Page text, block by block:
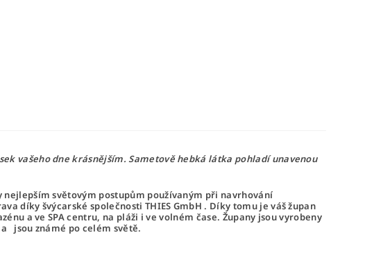
vašeho dne krásnějším. Sametově hebká látka pohladí unavenou
světovým postupům používaným při navrhování
díky švýcarské společnosti THIES GmbH . Díky tomu je váš župan
a ve SPA centru, na pláži i ve volném čase. Župany jsou vyrobeny
jsou známé po celém světě.